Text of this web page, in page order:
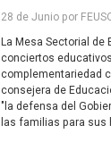
28 de Junio por
La Mesa Sectorial
conciertos
complementariedad
consejera de
"la defensa del
las familias para sus